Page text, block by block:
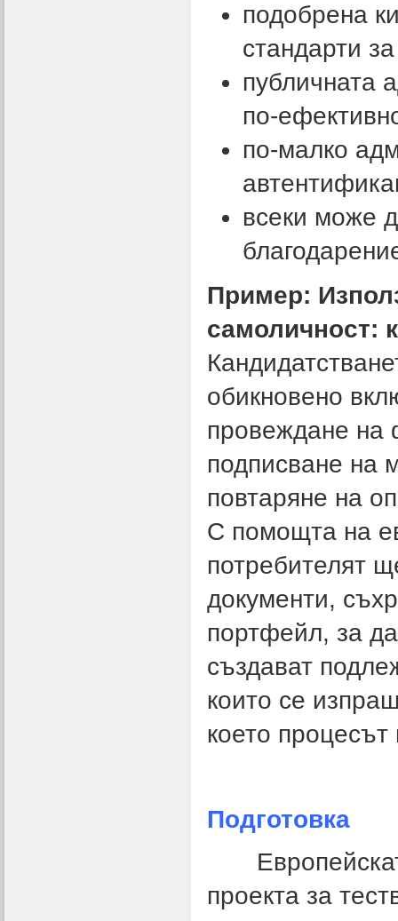
подобрена
стандарти
публичната
по-
по-малко
всеки може
Пример:
самоличност:
обикновено
провеждане на
подписване на
повтаряне на
С помощта на
потребителят
документи,
портфейл, за
създават
които се
което
Подготовка
проекта за